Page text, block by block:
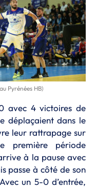
Pyrénées HB)
avec 4 victoires de
déplaçaient dans le
leur rattrapage sur
première période
à la pause avec
passe à côté de son
un 5-0 d’entrée,